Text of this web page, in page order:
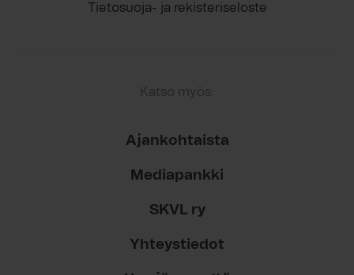
Tietosuoja- ja rekisteriseloste
Katso myös:
Ajankohtaista
Mediapankki
SKVL ry
Yhteystiedot